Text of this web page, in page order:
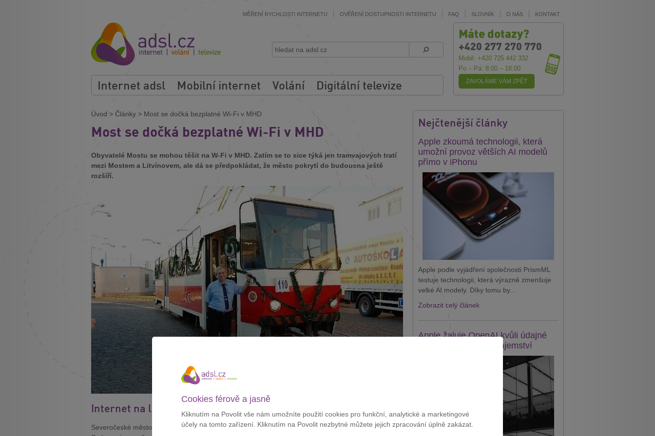
MĚŘENÍ RYCHLOSTI INTERNETU OVĚŘENÍ DOSTUPNOSTI INTERNETU FAQ SLOVNÍK O NÁS KONTAKT
Internet adsl Mobilní internet Volání Digitální televize
Máte dotazy?
+420 277 270 770
Mobil: +420 725 442 332
Po – Pá: 8:00 – 18:00
ZAVOLÁME VÁM ZPĚT
Úvod > Články > Most se dočká bezplatné Wi-Fi v MHD
Most se dočká bezplatné Wi-Fi v MHD
Obyvatelé Mostu se mohou těšit na W-Fi v MHD. Zatím se to sice týká jen tramvajových tratí
mezi Mostem a Litvínovem, ale dá se předpokládat, že město pokrytí do budoucna ještě
rozšíří.
Internet na linkách 1, 4 a 40
Severočeské město loni podepsalo smlouvu s T-Mobilem a pronajalo si taktři síťové jednotky.
Nejčtenější články
Apple zkoumá technologii, která
umožní provoz větších AI modelů
přímo v iPhonu
Apple podle vyjádření společnosti PrismML
testuje technologii, která výrazně zmenšuje
velké AI modely. Díky tomu by...
Zobrazit celý článek
Apple žaluje OpenAI kvůli údajné
krádeži obchodního tajemství
Cookies férově a jasně
Kliknutím na Povolit vše nám umožníte použití cookies pro funkční, analytické a marketingové
účely na tomto zařízení. Kliknutím na Povolit nezbytné můžete jejich zpracování úplně zakázat.